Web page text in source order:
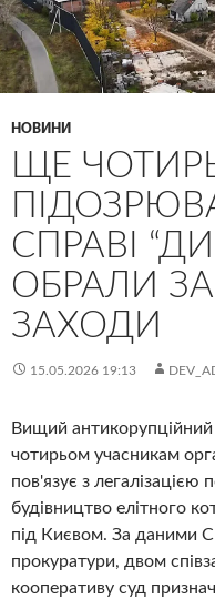
НОВИНИ
ЩЕ
СПРАВІ
ОБРАЛИ
ЗАХОДИ
15.05.2026 19:13
Вищий
чотирьом учасникам
пов'язує з
будівництво елітного
під Києвом. За даними
прокуратури, двом
кооперативу суд